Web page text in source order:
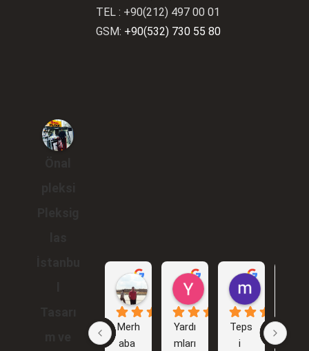
TEL : +90(212) 497 00 01
GSM: +90(532) 730 55 80
Gökhan Araçlı
1 yıl önce
Merh
aba
Yunus Karakuş
2 yıl önce
Yardı
mları
murat
Teps
i
işimd